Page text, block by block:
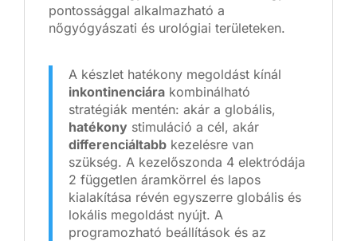
pontossággal alkalmazható a
nőgyógyászati és urológiai területeken.
A készlet hatékony megoldást kínál
inkontinenciára kombinálható
stratégiák mentén: akár a globális,
hatékony stimuláció a cél, akár
differenciáltabb kezelésre van
szükség. A kezelőszonda 4 elektródája
2 független áramkörrel és lapos
kialakítása révén egyszerre globális és
lokális megoldást nyújt. A
programozható beállítások és az